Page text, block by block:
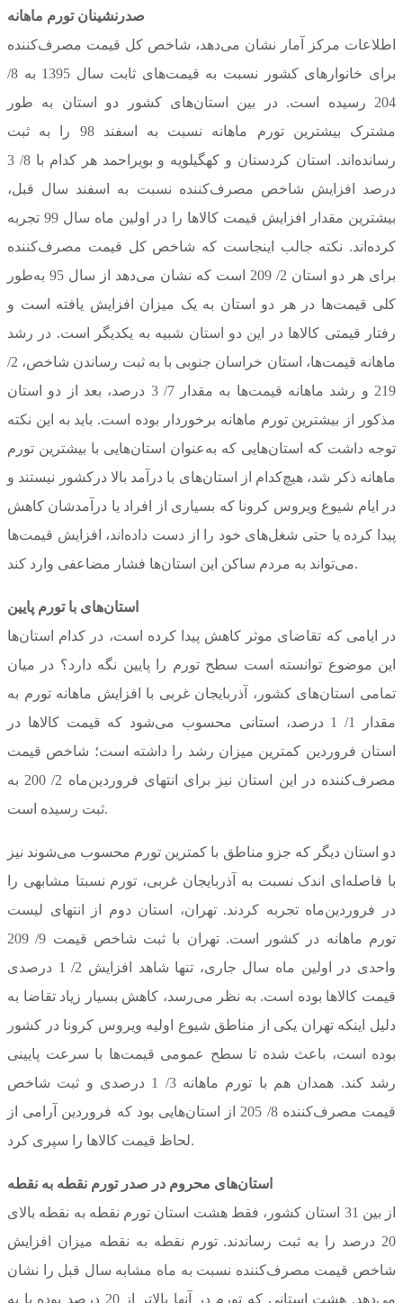
صدرنشینان تورم ماهانه
اطلاعات مرکز آمار نشان می‌دهد، شاخص کل قیمت مصرف‌کننده
برای خانوارهای کشور نسبت به قیمت‌های ثابت سال 1395 به 8/
204 رسیده است. در بین استان‌های کشور دو استان به طور
مشترک بیشترین تورم ماهانه نسبت به اسفند 98 را به ثبت
رسانده‌اند. استان کردستان و کهگیلویه و بویراحمد هر کدام با 8/ 3
درصد افزایش شاخص مصرف‌کننده نسبت به اسفند سال قبل،
بیشترین مقدار افزایش قیمت کالاها را در اولین ماه سال 99 تجربه
کرده‌اند. نکته جالب اینجاست که شاخص کل قیمت مصرف‌کننده
برای هر دو استان 2/ 209 است که نشان می‌دهد از سال 95 به‌طور
کلی قیمت‌ها در هر دو استان به یک میزان افزایش یافته است و
رفتار قیمتی کالاها در این دو استان شبیه به یکدیگر است. در رشد
ماهانه قیمت‌ها، استان خراسان جنوبی با به ثبت رساندن شاخص، 2/
219 و رشد ماهانه قیمت‌ها به مقدار 7/ 3 درصد، بعد از دو استان
مذکور از بیشترین تورم ماهانه برخوردار بوده است. باید به این نکته
توجه داشت که استان‌هایی که به‌عنوان استان‌هایی با بیشترین تورم
ماهانه ذکر شد، هیچ‌کدام از استان‌های با درآمد بالا درکشور نیستند و
در ایام شیوع ویروس کرونا که بسیاری از افراد یا درآمدشان کاهش
پیدا کرده یا حتی شغل‌های خود را از دست داده‌اند، افزایش قیمت‌ها
می‌تواند به مردم ساکن این استان‌ها فشار مضاعفی وارد کند.
استان‌های با تورم پایین
در ایامی که تقاضای موثر کاهش پیدا کرده است، در کدام استان‌ها
این موضوع توانسته است سطح تورم را پایین نگه‌ دارد؟ در میان
تمامی استان‌های کشور، آذربایجان غربی با افزایش ماهانه تورم به
مقدار 1/ 1 درصد، استانی محسوب می‌شود که قیمت کالاها در
استان فروردین کمترین میزان رشد را داشته است؛ شاخص قیمت
مصرف‌کننده در این استان نیز برای انتهای فروردین‌ماه 2/ 200 به
ثبت رسیده است.
دو استان دیگر که جزو مناطق با کمترین تورم محسوب می‌شوند نیز
با فاصله‌ای اندک نسبت به آذربایجان غربی، تورم نسبتا مشابهی را
در فروردین‌ماه تجربه کردند. تهران، استان دوم از انتهای لیست
تورم ماهانه در کشور است. تهران با ثبت شاخص قیمت 9/ 209
واحدی در اولین ماه سال جاری، تنها شاهد افزایش 2/ 1 درصدی
قیمت کالاها بوده است. به نظر می‌رسد، کاهش بسیار زیاد تقاضا به
دلیل اینکه تهران یکی از مناطق شیوع اولیه ویروس کرونا در کشور
بوده است، باعث شده تا سطح عمومی قیمت‌ها با سرعت پایینی
رشد کند. همدان هم با تورم ماهانه 3/ 1 درصدی و ثبت شاخص
قیمت مصرف‌کننده 8/ 205 از استان‌هایی بود که فروردین آرامی از
لحاظ قیمت کالاها را سپری کرد.
استان‌های محروم در صدر تورم نقطه به نقطه
از بین 31 استان کشور، فقط هشت استان تورم نقطه به نقطه بالای
20 درصد را به ثبت رساندند. تورم نقطه به نقطه میزان افزایش
شاخص قیمت مصرف‌کننده نسبت به ماه مشابه سال قبل را نشان
می‌دهد. هشت استانی که تورم در آنها بالاتر از 20 درصد بوده یا به